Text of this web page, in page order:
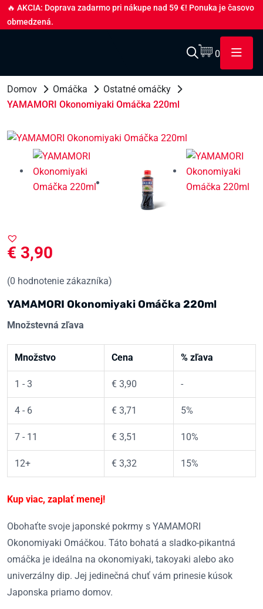
🔥 AKCIA: Doprava zadarmo pri nákupe nad 59 €! Ponuka je časovo
obmedzená.
0
Domov Omáčka
Ostatné omáčky
YAMAMORI Okonomiyaki Omáčka 220ml
€ 3,90
(0 hodnotenie zákazníka)
YAMAMORI Okonomiyaki Omáčka 220ml
Množstevná zľava
Množstvo Cena % zľava
1 - 3 € 3,90 -
4 - 6 € 3,71 5%
7 - 11 € 3,51 10%
12+ € 3,32 15%
Kup viac, zaplať menej!
Obohaťte svoje japonské pokrmy s YAMAMORI
Okonomiyaki Omáčkou. Táto bohatá a sladko-pikantná
omáčka je ideálna na okonomiyaki, takoyaki alebo ako
univerzálny dip. Jej jedinečná chuť vám prinesie kúsok
Japonska priamo domov.